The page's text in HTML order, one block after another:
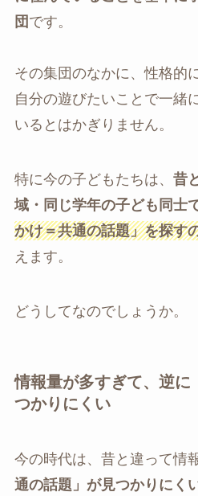
団 です。
その集団のなかに、性格的
自分の遊びたいことで一緒
いるとはかぎりません。
特に今の子どもたちは、 昔
域・同じ学年の子ども同士で
かけ＝共通の話題」を探す
えます。
どうしてなのでしょうか。
情報量が多すぎて、逆に
つかりにくい
今の時代は、昔と違って情
通の話題」が見つかりにく